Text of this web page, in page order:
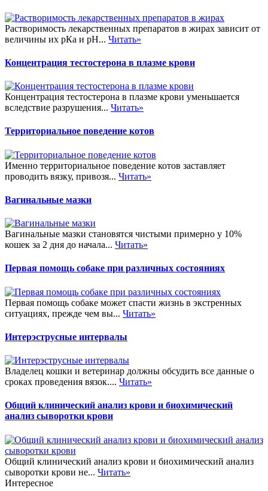
Растворимость лекарственных препаратов в жирах зависит от
величины их рКа и pH... Читать»
Концентрация тестостерона в плазме крови
Концентрация тестостерона в плазме крови уменьшается
вследствие разрушения... Читать»
Территориальное поведение котов
Именно территориальное поведение котов заставляет
проводить вязку, привозя... Читать»
Вагинальные мазки
Вагинальные мазки становятся чистыми примерно у 10%
кошек за 2 дня до начала... Читать»
Первая помощь собаке при различных состояниях
Первая помощь собаке может спасти жизнь в экстренных
ситуациях, прежде чем вы... Читать»
Интерэструсные интервалы
Владелец кошки и ветеринар должны обсудить все данные о
сроках проведения вязок.... Читать»
Общий клинический анализ крови и биохимический
анализ сыворотки крови
Общий клинический анализ крови и биохимический анализ
сыворотки крови не... Читать»
Интересное